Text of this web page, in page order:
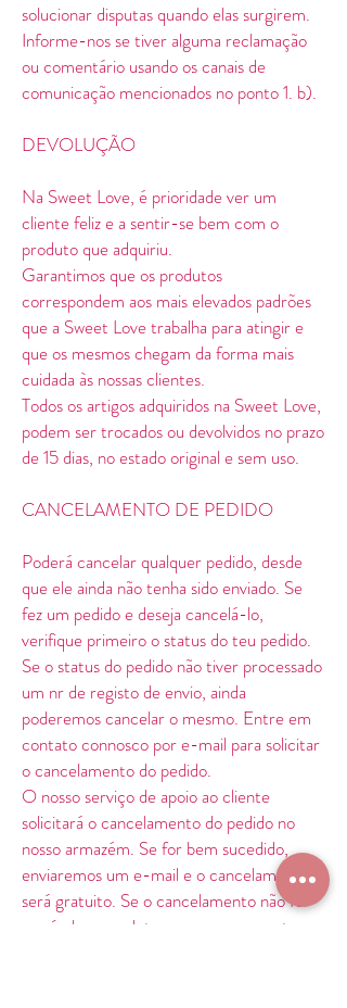
solucionar disputas quando elas surgirem.
Informe-nos se tiver alguma reclamação
ou comentário usando os canais de
comunicação mencionados no ponto 1. b).
DEVOLUÇÃO
Na Sweet Love, é prioridade ver um
cliente feliz e a sentir-se bem com o
produto que adquiriu.
Garantimos que os produtos
correspondem aos mais elevados padrões
que a Sweet Love trabalha para atingir e
que os mesmos chegam da forma mais
cuidada às nossas clientes.
Todos os artigos adquiridos na Sweet Love,
podem ser trocados ou devolvidos no prazo
de 15 dias, no estado original e sem uso.
CANCELAMENTO DE PEDIDO
Poderá cancelar qualquer pedido, desde
que ele ainda não tenha sido enviado. Se
fez um pedido e deseja cancelá-lo,
verifique primeiro o status do teu pedido.
Se o status do pedido não tiver processado
um nr de registo de envio, ainda
poderemos cancelar o mesmo. Entre em
contato connosco por e-mail para solicitar
o cancelamento do pedido.
O nosso serviço de apoio ao cliente
solicitará o cancelamento do pedido no
nosso armazém. Se for bem sucedido,
enviaremos um e-mail e o cancelamento
será gratuito. Se o cancelamento não for
possível, os produtos seguem para entrega.